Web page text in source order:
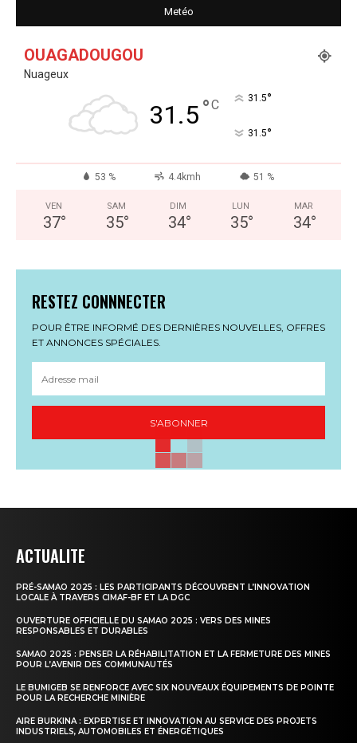
Metéo
OUAGADOUGOU
Nuageux
31.5°C 31.5°
31.5°
53 % 4.4kmh 51 %
VEN
37°
SAM
35°
DIM
34°
LUN
35°
MAR
34°
RESTEZ CONNNECTER
POUR ÊTRE INFORMÉ DES DERNIÈRES NOUVELLES, OFFRES
ET ANNONCES SPÉCIALES.
S'ABONNER
ACTUALITE
PRÉ-SAMAO 2025 : LES PARTICIPANTS DÉCOUVRENT L’INNOVATION
LOCALE À TRAVERS CIMAF-BF ET LA DGC
OUVERTURE OFFICIELLE DU SAMAO 2025 : VERS DES MINES
RESPONSABLES ET DURABLES
SAMAO 2025 : PENSER LA RÉHABILITATION ET LA FERMETURE DES MINES
POUR L’AVENIR DES COMMUNAUTÉS
LE BUMIGEB SE RENFORCE AVEC SIX NOUVEAUX ÉQUIPEMENTS DE POINTE
POUR LA RECHERCHE MINIÈRE
AIRE BURKINA : EXPERTISE ET INNOVATION AU SERVICE DES PROJETS
INDUSTRIELS, AUTOMOBILES ET ÉNERGÉTIQUES